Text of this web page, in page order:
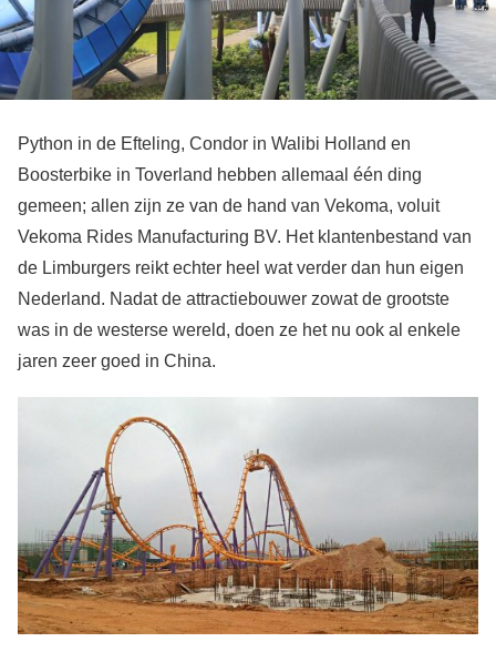
Python in de Efteling, Condor in Walibi Holland en
Boosterbike in Toverland hebben allemaal één ding
gemeen; allen zijn ze van de hand van Vekoma, voluit
Vekoma Rides Manufacturing BV. Het klantenbestand van
de Limburgers reikt echter heel wat verder dan hun eigen
Nederland. Nadat de attractiebouwer zowat de grootste
was in de westerse wereld, doen ze het nu ook al enkele
jaren zeer goed in China.